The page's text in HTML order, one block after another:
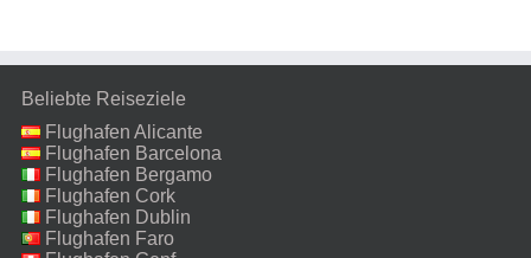
Beliebte Reiseziele
Flughafen Alicante
Flughafen Barcelona
Flughafen Bergamo
Flughafen Cork
Flughafen Dublin
Flughafen Faro